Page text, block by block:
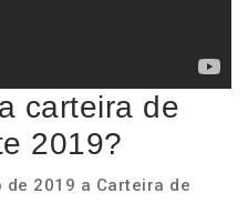
carteira de
2019?
2019 a Carteira de